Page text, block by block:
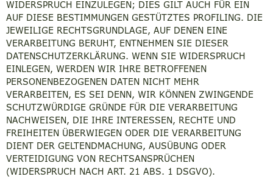
WIDERSPRUCH EINZULEGEN; DIES GILT AUCH FÜR EIN
AUF DIESE BESTIMMUNGEN GESTÜTZTES PROFILING. DIE
JEWEILIGE RECHTSGRUNDLAGE, AUF DENEN EINE
VERARBEITUNG BERUHT, ENTNEHMEN SIE DIESER
DATENSCHUTZERKLÄRUNG. WENN SIE WIDERSPRUCH
EINLEGEN, WERDEN WIR IHRE BETROFFENEN
PERSONENBEZOGENEN DATEN NICHT MEHR
VERARBEITEN, ES SEI DENN, WIR KÖNNEN ZWINGENDE
SCHUTZWÜRDIGE GRÜNDE FÜR DIE VERARBEITUNG
NACHWEISEN, DIE IHRE INTERESSEN, RECHTE UND
FREIHEITEN ÜBERWIEGEN ODER DIE VERARBEITUNG
DIENT DER GELTENDMACHUNG, AUSÜBUNG ODER
VERTEIDIGUNG VON RECHTSANSPRÜCHEN
(WIDERSPRUCH NACH ART. 21 ABS. 1 DSGVO).